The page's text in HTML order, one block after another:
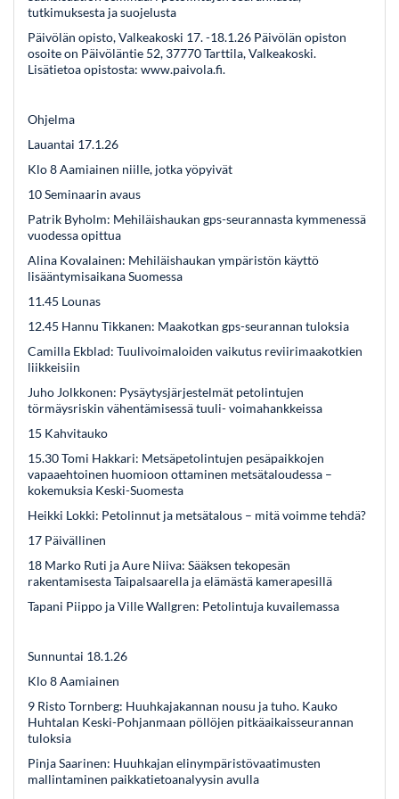
tutkimuksesta ja suojelusta
Päivölän opisto, Valkeakoski 17. -18.1.26 Päivölän opiston
osoite on Päivöläntie 52, 37770 Tarttila, Valkeakoski.
Lisätietoa opistosta: www.paivola.fi.
Ohjelma
Lauantai 17.1.26
Klo 8 Aamiainen niille, jotka yöpyivät
10 Seminaarin avaus
Patrik Byholm: Mehiläishaukan gps-seurannasta kymmenessä
vuodessa opittua
Alina Kovalainen: Mehiläishaukan ympäristön käyttö
lisääntymisaikana Suomessa
11.45 Lounas
12.45 Hannu Tikkanen: Maakotkan gps-seurannan tuloksia
Camilla Ekblad: Tuulivoimaloiden vaikutus reviirimaakotkien
liikkeisiin
Juho Jolkkonen: Pysäytysjärjestelmät petolintujen
törmäysriskin vähentämisessä tuuli- voimahankkeissa
15 Kahvitauko
15.30 Tomi Hakkari: Metsäpetolintujen pesäpaikkojen
vapaaehtoinen huomioon ottaminen metsätaloudessa –
kokemuksia Keski-Suomesta
Heikki Lokki: Petolinnut ja metsätalous – mitä voimme tehdä?
17 Päivällinen
18 Marko Ruti ja Aure Niiva: Sääksen tekopesän
rakentamisesta Taipalsaarella ja elämästä kamerapesillä
Tapani Piippo ja Ville Wallgren: Petolintuja kuvailemassa
Sunnuntai 18.1.26
Klo 8 Aamiainen
9 Risto Tornberg: Huuhkajakannan nousu ja tuho. Kauko
Huhtalan Keski-Pohjanmaan pöllöjen pitkäaikaisseurannan
tuloksia
Pinja Saarinen: Huuhkajan elinympäristövaatimusten
mallintaminen paikkatietoanalyysin avulla